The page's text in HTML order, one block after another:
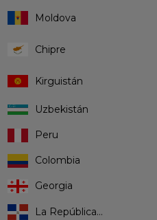
Moldova
Chipre
Kirguistán
Uzbekistán
Peru
Colombia
Georgia
La República Dominicana